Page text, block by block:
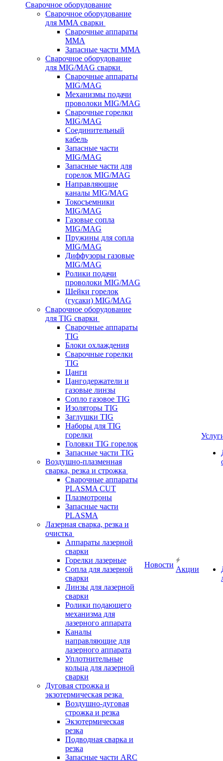
Сварочное оборудование
Сварочное оборудование
для MMA сварки
Сварочные аппараты
MMA
Запасные части MMA
Сварочное оборудование
для MIG/MAG сварки
Сварочные аппараты
MIG/MAG
Механизмы подачи
проволоки MIG/MAG
Сварочные горелки
MIG/MAG
Соединительный
кабель
Запасные части
MIG/MAG
Запасные части для
горелок MIG/MAG
Направляющие
каналы MIG/MAG
Токосъемники
MIG/MAG
Газовые сопла
MIG/MAG
Пружины для сопла
MIG/MAG
Диффузоры газовые
MIG/MAG
Ролики подачи
проволоки MIG/MAG
Шейки горелок
(гусаки) MIG/MAG
Сварочное оборудование
для TIG сварки
Сварочные аппараты
TIG
Блоки охлаждения
Сварочные горелки
TIG
Цанги
Цангодержатели и
газовые линзы
Сопло газовое TIG
Изоляторы TIG
Заглушки TIG
Наборы для TIG
горелки
Головки TIG горелок
Запасные части TIG
Воздушно-плазменная
сварка, резка и строжка
Сварочные аппараты
PLASMA CUT
Плазмотроны
Запасные части
PLASMA
Лазерная сварка, резка и
очистка
Аппараты лазерной
сварки
Горелки лазерные
Сопла для лазерной
сварки
Линзы для лазерной
сварки
Ролики подающего
механизма для
лазерного аппарата
Каналы
направляющие для
лазерного аппарата
Уплотнительные
кольца для лазерной
сварки
Дуговая строжка и
экзотермическая резка
Воздушно-дуговая
строжка и резка
Экзотермическая
резка
Подводная сварка и
резка
Запасные части ARC
Новости
Акции